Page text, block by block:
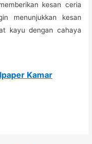
kesan ceria
menunjukkan kesan
kayu dengan cahaya
Kamar